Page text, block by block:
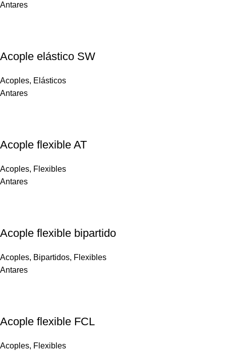
Antares
Acople elástico SW
Acoples, Elásticos
Antares
Acople flexible AT
Acoples, Flexibles
Antares
Acople flexible bipartido
Acoples, Bipartidos, Flexibles
Antares
Acople flexible FCL
Acoples, Flexibles